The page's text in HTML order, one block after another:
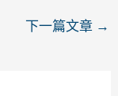
下一篇文章 →